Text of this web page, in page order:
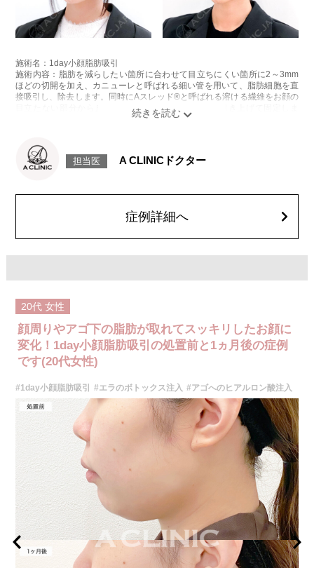
施術名：1day小顔脂肪吸引
施術内容：脂肪を減らしたい箇所に合わせて目立ちにくい箇所に2～3mm
ほどの切開を加え、カニューレと呼ばれる細い管を用いて、脂肪細胞を直
接吸引し、除去します。同時にAスレッド®と呼ばれる溶ける繊維をお顔の
目立たない部分から皮下へ挿入し、皮膚を内側から引き上げて固定しま
感などが術後一時的に生じることがございます。また、稀に貧血、細菌感
染症、左右差、施術箇所の知覚鈍麻、ぼこつき、硬結、瘢痕化、色素沈
顔の脂肪吸引箇所の追加 1ヶ所ごと+162,800円(税込)
オプション：笑気麻酔 3,300円(税込)
した筋肉の動きを抑制します。これにより噛み締めの改善、咬筋を減量し
程続きます。
施術時間：約10分〜20分程
リスク、副作用：腫れ、赤み、内出血、痛み、突っ張り感などが生じるこ
とがございます。また、稀にアレルギー、細菌感染症などが生じることが
ございます。ボトックス注入後は男性は3か月、女性は2か月避妊して頂く
ようお願いします。
費用：アラガン社製 21,800円(税込) 〜164,400円(税込)
オプション：表面麻酔 3,300円(税込) 笑気麻酔 3,300円(税込)
担当医 A CLINICドクター
症例詳細へ
20代 女性
顔周りやアゴ下の脂肪が取れてスッキリしたお顔に
変化！1day小顔脂肪吸引の処置前と1ヵ月後の症例
です(20代女性)
#1day小顔脂肪吸引 #エラのボトックス注入 #アゴへのヒアルロン酸注入